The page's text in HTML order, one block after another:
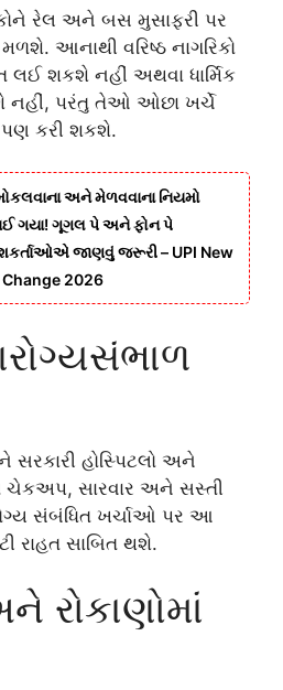
રેલ અને બસ મુસાફરી પર
આનાથી વરિષ્ઠ નાગરિકો
લઈ શકશે નહીં અથવા ધાર્મિક
નહીં, પરંતુ તેઓ ઓછા ખર્ચે
પણ કરી શકશે.
અને મેળવવાના નિયમો
ગયા! ગૂગલ પે અને ફોન પે
જાણવું જરૂરી – UPI New
Change 2026
સરકારી હોસ્પિટલો અને
ચેકઅપ, સારવાર અને સસ્તી
સંબંધિત ખર્ચાઓ પર આ
રાહત સાબિત થશે.
રોકાણોમાં